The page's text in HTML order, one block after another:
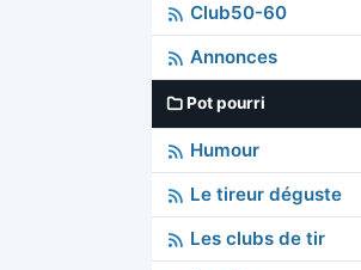
Club50-60
Annonces
Pot pourri
Humour
Le tireur déguste
Les clubs de tir